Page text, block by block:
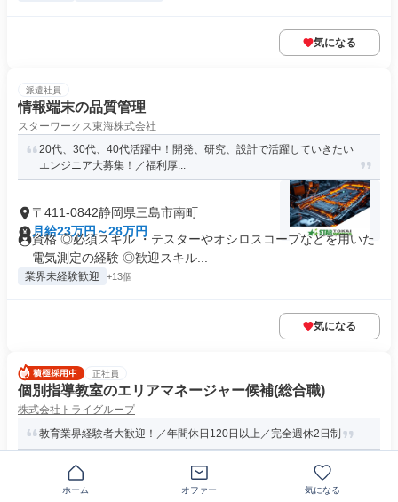
気になる
派遣社員
情報端末の品質管理
スターワークス東海株式会社
20代、30代、40代活躍中！開発、研究、設計で活躍していきたい
エンジニア大募集！／福利厚...
〒411-0842静岡県三島市南町
月給23万円～28万円
資格 ◎必須スキル ・テスターやオシロスコープなどを用いた
電気測定の経験 ◎歓迎スキル...
業界未経験歓迎 +13個
気になる
正社員
個別指導教室のエリアマネージャー候補(総合職)
株式会社トライグループ
教育業界経験者大歓迎！／年間休日120日以上／完全週休2日制
〒411-0036静岡県三島市一番町
ホーム オファー 気になる